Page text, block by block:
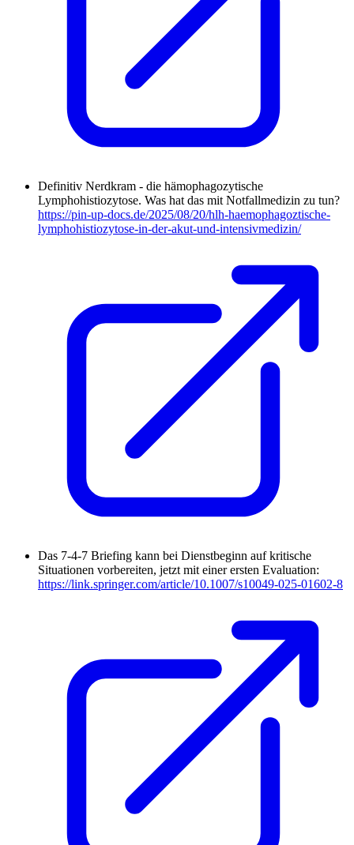
Definitiv Nerdkram - die hämophagozytische
Lymphohistiozytose. Was hat das mit Notfallmedizin zu tun?
https://pin-up-docs.de/2025/08/20/hlh-haemophagoztische-
lymphohistiozytose-in-der-akut-und-intensivmedizin/
Das 7-4-7 Briefing kann bei Dienstbeginn auf kritische
Situationen vorbereiten, jetzt mit einer ersten Evaluation:
https://link.springer.com/article/10.1007/s10049-025-01602-8